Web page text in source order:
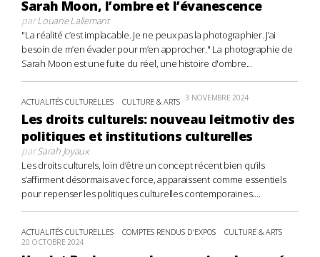
Sarah Moon, l’ombre et l’évanescence
parLouane Lallemant
"La réalité c’est implacable. Je ne peux pas la photographier. J’ai
besoin de m’en évader pour m’en approcher." La photographie de
Sarah Moon est une fuite du réel, une histoire d'ombre...
ACTUALITÉS CULTURELLES CULTURE & ARTS 3 NOVEMBRE 2024
Les droits culturels: nouveau leitmotiv des
politiques et institutions culturelles
parSarah Joyaux
Les droits culturels, loin d’être un concept récent bien qu’ils
s’affirment désormais avec force, apparaissent comme essentiels
pour repenser les politiques culturelles contemporaines....
ACTUALITÉS CULTURELLES COMPTES RENDUS D'EXPOS CULTURE & ARTS
20 OCTOBRE 2024